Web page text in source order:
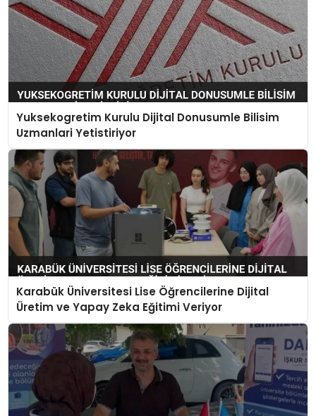
Yuksekogretim Kurulu Dijital Donusumle Bilisim
Uzmanlari Yetistiriyor
Karabük Üniversitesi Lise Öğrencilerine Dijital
Üretim ve Yapay Zeka Eğitimi Veriyor